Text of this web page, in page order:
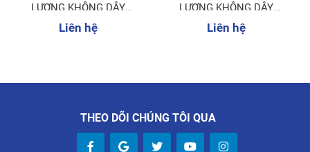
LƯỢNG KHÔNG DÂY
AEW100
Liên hệ
LƯỢNG KHÔNG DÂY
ADW210
Liên hệ
THEO DÕI CHÚNG TÔI QUA